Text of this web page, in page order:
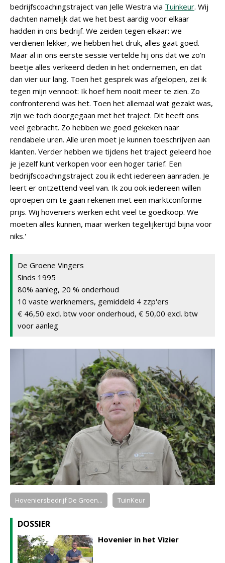
bedrijfscoachingstraject van Jelle Westra via Tuinkeur. Wij
dachten namelijk dat we het best aardig voor elkaar
hadden in ons bedrijf. We zeiden tegen elkaar: we
verdienen lekker, we hebben het druk, alles gaat goed.
Maar al in ons eerste sessie vertelde hij ons dat we zo'n
beetje alles verkeerd deden in het ondernemen, en dat
dan vier uur lang. Toen het gesprek was afgelopen, zei ik
tegen mijn vennoot: Ik hoef hem nooit meer te zien. Zo
confronterend was het. Toen het allemaal wat gezakt was,
zijn we toch doorgegaan met het traject. Dit heeft ons
veel gebracht. Zo hebben we goed gekeken naar
rendabele uren. Alle uren moet je kunnen toeschrijven aan
klanten. Verder hebben we tijdens het traject geleerd hoe
je jezelf kunt verkopen voor een hoger tarief. Een
bedrijfscoachingstraject zou ik echt iedereen aanraden. Je
leert er ontzettend veel van. Ik zou ook iedereen willen
oproepen om te gaan rekenen met een marktconforme
prijs. Wij hoveniers werken echt veel te goedkoop. We
moeten alles kunnen, maar werken tegelijkertijd bijna voor
niks.'
De Groene Vingers
Sinds 1995
80% aanleg, 20 % onderhoud
10 vaste werknemers, gemiddeld 4 zzp'ers
€ 46,50 excl. btw voor onderhoud, € 50,00 excl. btw
voor aanleg
Hoveniersbedrijf De Groen... TuinKeur
DOSSIER
Hovenier in het Vizier